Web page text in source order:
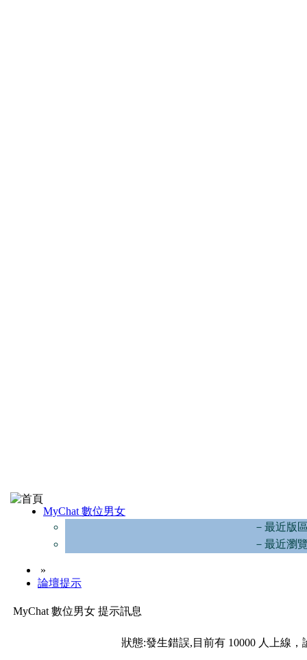
MyChat 數位男女
－最近版
－最近瀏
»
論壇提示
MyChat 數位男女 提示訊息
狀態:發生錯誤,目前有 10000 人上線